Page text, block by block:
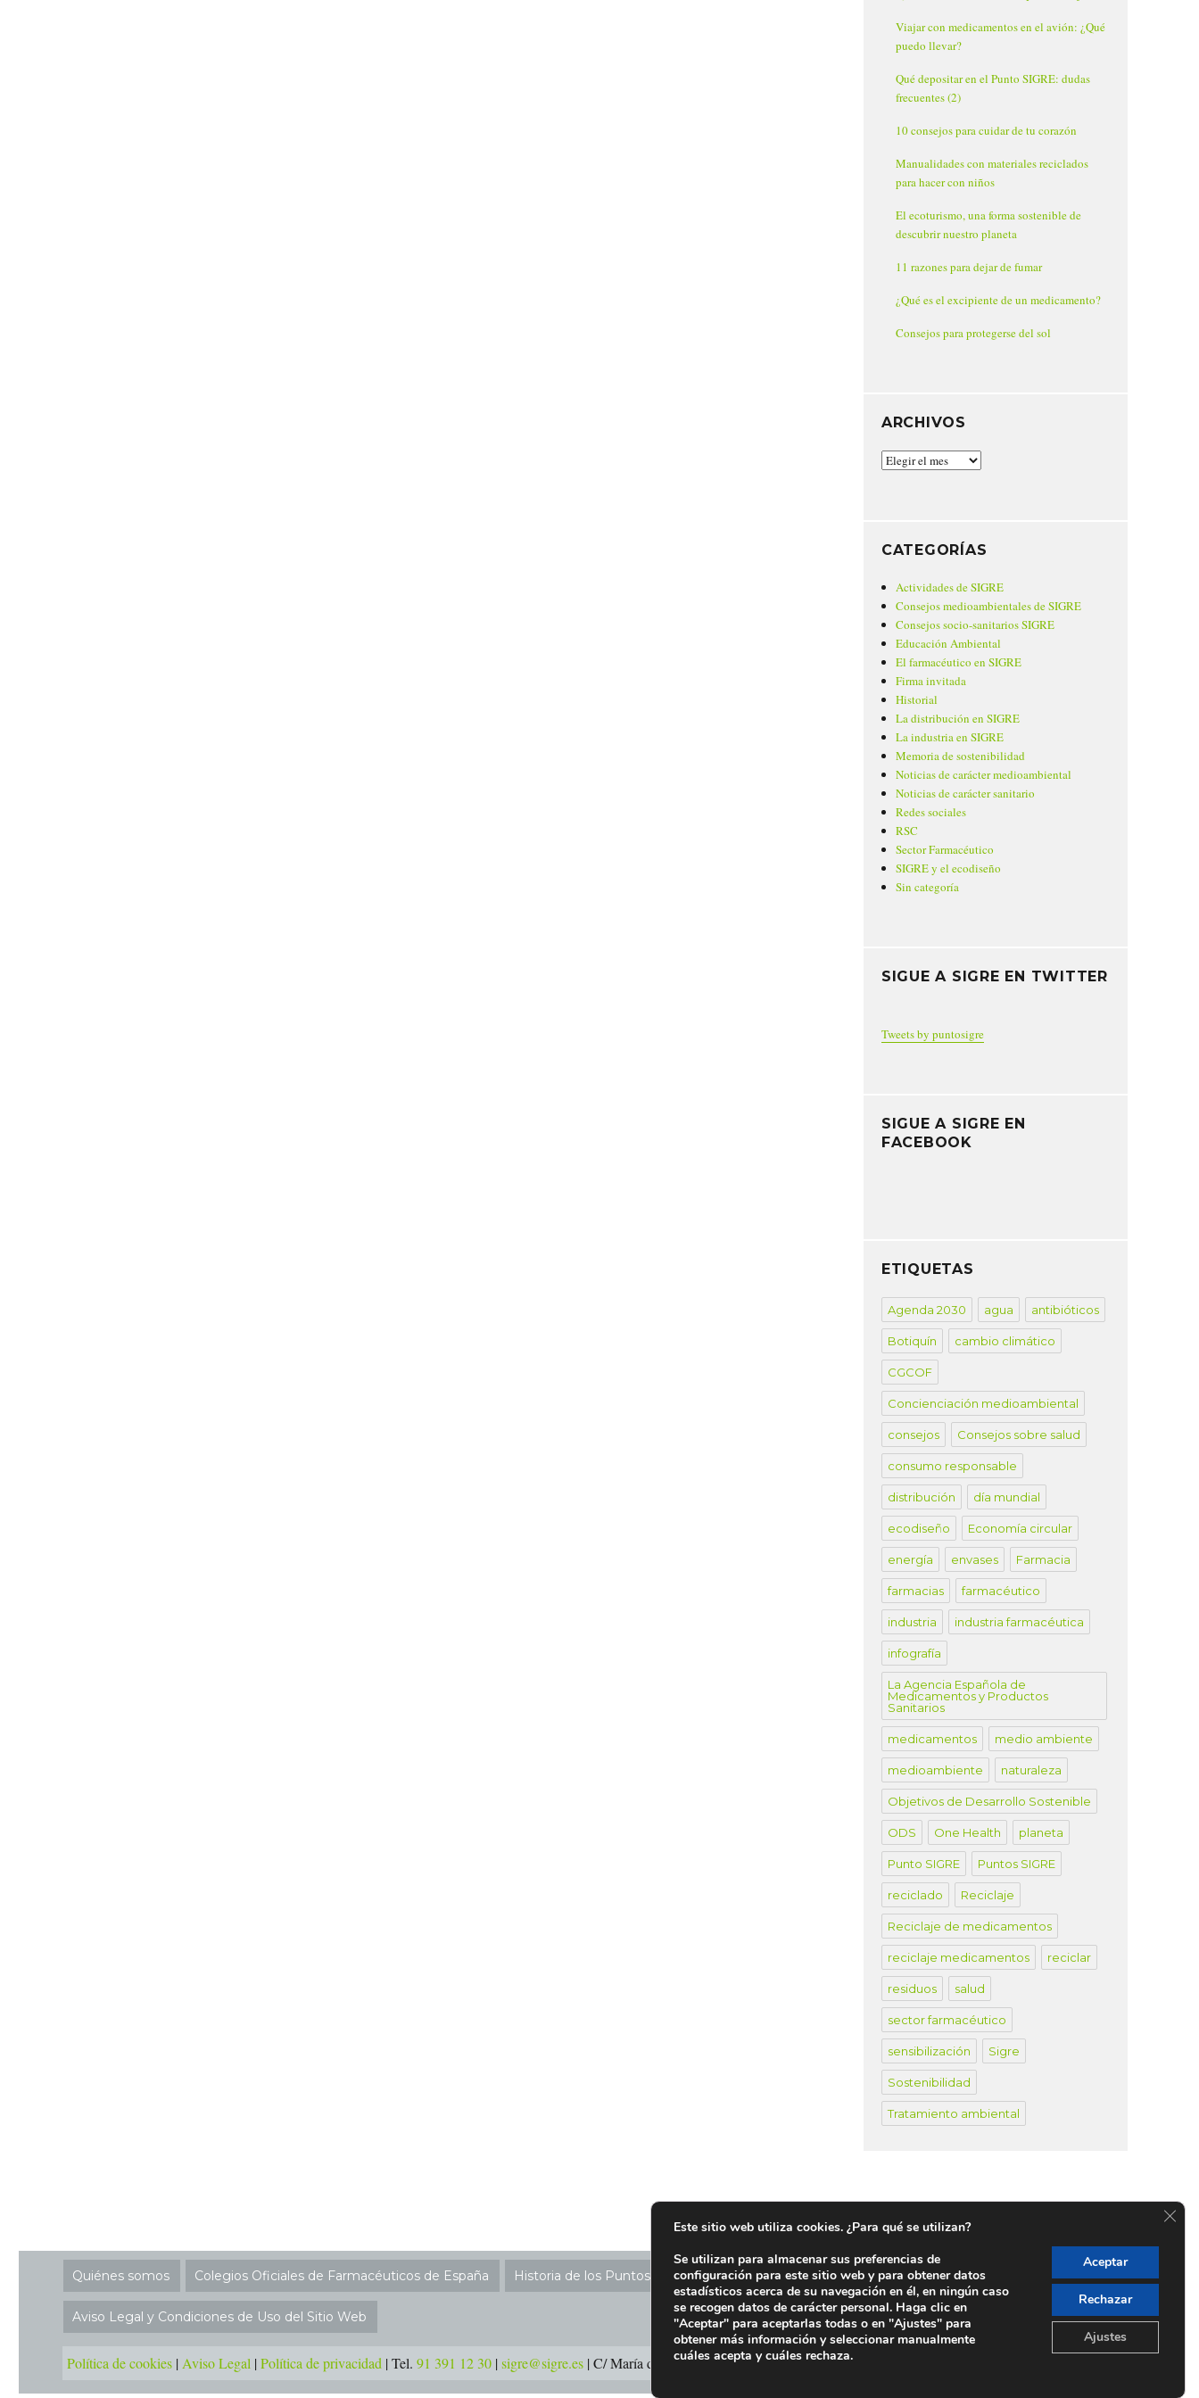
Viajar con medicamentos en el avión: ¿Qué
puedo llevar?
Qué depositar en el Punto SIGRE: dudas
frecuentes (2)
10 consejos para cuidar de tu corazón
Manualidades con materiales reciclados
para hacer con niños
El ecoturismo, una forma sostenible de
descubrir nuestro planeta
11 razones para dejar de fumar
¿Qué es el excipiente de un medicamento?
Consejos para protegerse del sol
ARCHIVOS
Archivos
CATEGORÍAS
Actividades de SIGRE
Consejos medioambientales de SIGRE
Consejos socio-sanitarios SIGRE
Educación Ambiental
El farmacéutico en SIGRE
Firma invitada
Historial
La distribución en SIGRE
La industria en SIGRE
Memoria de sostenibilidad
Noticias de carácter medioambiental
Noticias de carácter sanitario
Redes sociales
RSC
Sector Farmacéutico
SIGRE y el ecodiseño
Sin categoría
SIGUE A SIGRE EN TWITTER
Tweets by puntosigre
SIGUE A SIGRE EN
FACEBOOK
ETIQUETAS
Agenda 2030 agua antibióticos
Botiquín cambio climático
CGCOF
Concienciación medioambiental
consejos Consejos sobre salud
consumo responsable
distribución día mundial
ecodiseño Economía circular
energía envases Farmacia
farmacias farmacéutico
industria industria farmacéutica
infografía
La Agencia Española de
Medicamentos y Productos
Sanitarios
medicamentos medio ambiente
medioambiente naturaleza
Objetivos de Desarrollo Sostenible
ODS One Health planeta
Punto SIGRE Puntos SIGRE
reciclado Reciclaje
Reciclaje de medicamentos
reciclaje medicamentos reciclar
residuos salud
sector farmacéutico
sensibilización Sigre
Sostenibilidad
Tratamiento ambiental
Quiénes somos Colegios Oficiales de Farmacéuticos de España Historia de los Puntos SIGRE Ubicación Puntos SIGRE en España
Aviso Legal y Condiciones de Uso del Sitio Web
Política de cookies |Aviso Legal |Política de privacidad |Tel.91 391 12 30 |sigre@sigre.es | C/ María de Molina 37, 2ª planta – Madrid 28006
Este sitio web utiliza cookies. ¿Para qué se utilizan?
Se utilizan para almacenar sus preferencias de
configuración para este sitio web y para obtener datos
estadísticos acerca de su navegación en él, en ningún caso
se recogen datos de carácter personal. Haga clic en
"Aceptar" para aceptarlas todas o en "Ajustes" para
obtener más información y seleccionar manualmente
cuáles acepta y cuáles rechaza.
Aceptar
Rechazar
Ajustes